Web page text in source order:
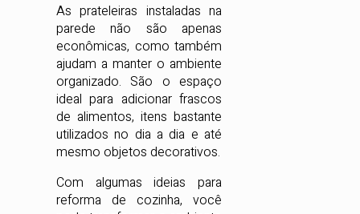
As prateleiras instaladas na
parede não são apenas
econômicas, como também
ajudam a manter o ambiente
organizado. São o espaço
ideal para adicionar frascos
de alimentos, itens bastante
utilizados no dia a dia e até
mesmo objetos decorativos.
Com algumas ideias para
reforma de cozinha, você